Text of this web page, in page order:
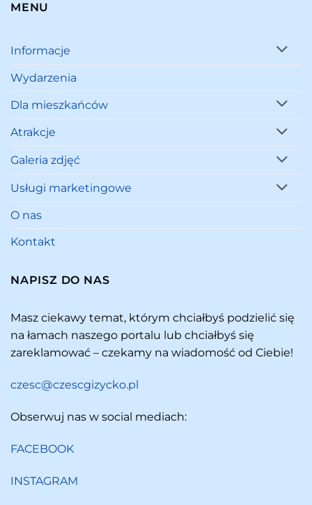
MENU
Informacje
Wydarzenia
Dla mieszkańców
Atrakcje
Galeria zdjęć
Usługi marketingowe
O nas
Kontakt
NAPISZ DO NAS
Masz ciekawy temat, którym chciałbyś podzielić się
na łamach naszego portalu lub chciałbyś się
zareklamować – czekamy na wiadomość od Ciebie!
czesc@czescgizycko.pl
Obserwuj nas w social mediach:
FACEBOOK
INSTAGRAM